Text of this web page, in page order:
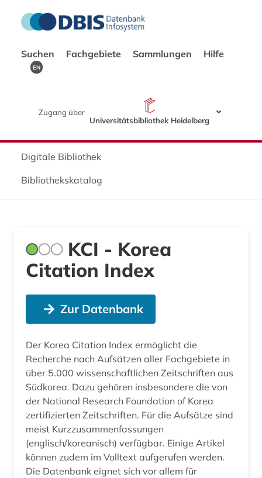
Suchen Fachgebiete Sammlungen Hilfe
EN
Zugang über
Universitätsbibliothek Heidelberg
Digitale Bibliothek
Bibliothekskatalog
KCI - Korea
Citation Index
Zur Datenbank
Der Korea Citation Index ermöglicht die
Recherche nach Aufsätzen aller Fachgebiete in
über 5.000 wissenschaftlichen Zeitschriften aus
Südkorea. Dazu gehören insbesondere die von
der National Research Foundation of Korea
zertifizierten Zeitschriften. Für die Aufsätze sind
meist Kurzzusammenfassungen
(englisch/koreanisch) verfügbar. Einige Artikel
können zudem im Volltext aufgerufen werden.
Die Datenbank eignet sich vor allem für